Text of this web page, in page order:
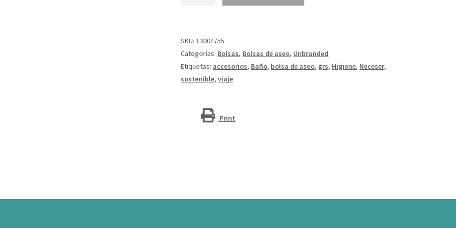
de
1,5
L
"Ross"
SKU:13004755
Categorías: Bolsas, Bolsas de aseo, Unbranded
Etiquetas: accesorios, Baño, bolsa de aseo, grs, Higiene, Neceser,
sostenible,viaje
Print